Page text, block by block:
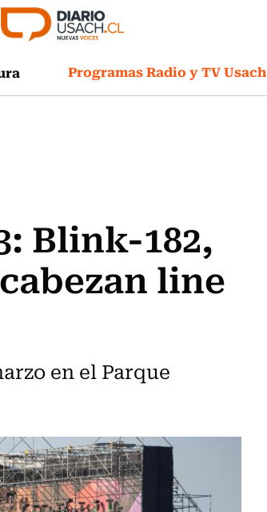
Programas Radio y TV Usach
Blink-182,
line
en el Parque